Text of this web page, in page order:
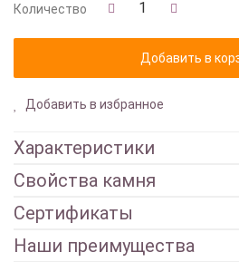
Количество
Добавить в избранное
Характеристики
Свойства камня
Сертификаты
Наши преимущества